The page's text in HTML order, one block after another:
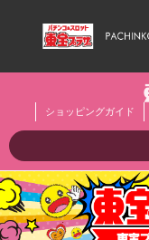
ショッピングガイド